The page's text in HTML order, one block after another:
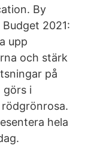
By
2021:
upp
och stärk
på
görs i
hela